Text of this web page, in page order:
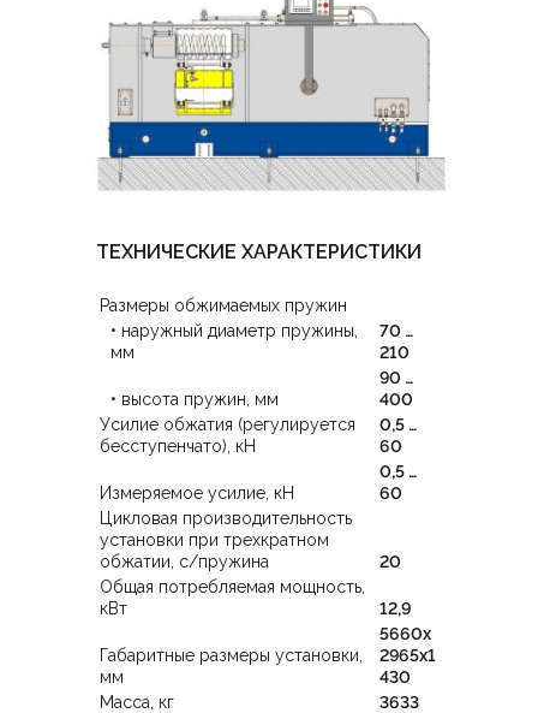
ТЕХНИЧЕСКИЕ ХАРАКТЕРИСТИКИ
Размеры обжимаемых пружин
• наружный диаметр пружины,
мм
70 …
210
• высота пружин, мм
90 …
400
Усилие обжатия (регулируется
бесступенчато), кН
0,5 …
60
Измеряемое усилие, кН
0,5 …
60
Цикловая производительность
установки при трехкратном
обжатии, с/пружина
20
Общая потребляемая мощность,
кВт
12,9
Габаритные размеры установки,
мм
5660х
2965х1
430
Масса, кг
3633